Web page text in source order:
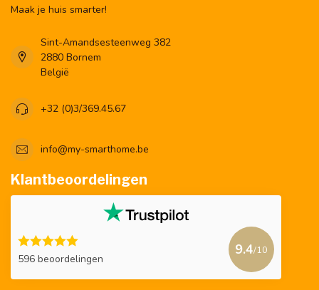
Maak je huis smarter!
Sint-Amandsesteenweg 382
2880 Bornem
België
+32 (0)3/369.45.67
info@my-smarthome.be
Klantbeoordelingen
596 beoordelingen
9.4/10